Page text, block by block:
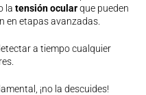
la tensión ocularque pueden
en etapas avanzadas.
a tiempo cualquier
¡no la descuides!